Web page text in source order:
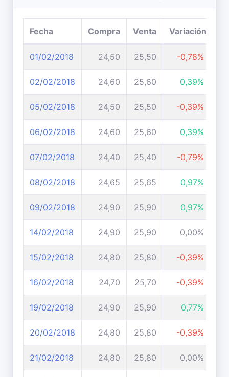
Fecha Compra Venta Variación
01/02/2018 24,50 25,50 -0,78%
02/02/2018 24,60 25,60 0,39%
05/02/2018 24,50 25,50 -0,39%
06/02/2018 24,60 25,60 0,39%
07/02/2018 24,40 25,40 -0,79%
08/02/2018 24,65 25,65 0,97%
09/02/2018 24,90 25,90 0,97%
14/02/2018 24,90 25,90 0,00%
15/02/2018 24,80 25,80 -0,39%
16/02/2018 24,70 25,70 -0,39%
19/02/2018 24,90 25,90 0,77%
20/02/2018 24,80 25,80 -0,39%
21/02/2018 24,80 25,80 0,00%